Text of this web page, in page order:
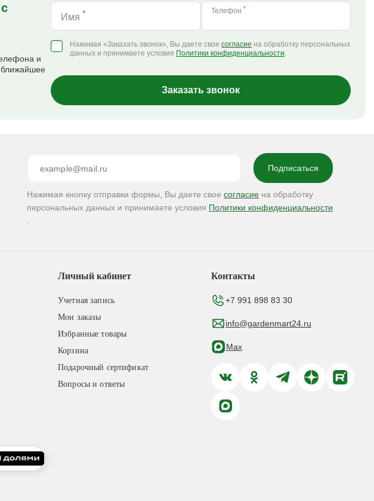
и
Имя * Телефон *
Нажимая «Заказать звонок», Вы даете своесогласие на обработку персональных
данных и принимаете условия Политики конфиденциальности.
Заказать звонок
Нажимая кнопку отправки формы, Вы даете своесогласие на обработку
персональных данных и принимаете условия Политики конфиденциальности
Личный кабинет
Учетная запись
Мои заказы
Избранные товары
Корзина
Подарочный сертификат
Вопросы и ответы
Контакты
+7 991 898 83 30
info@gardenmart24.ru
Max